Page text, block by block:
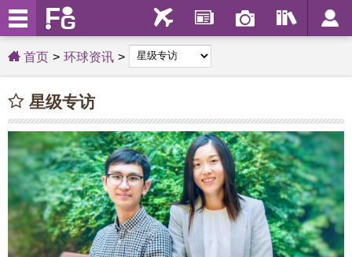
首页 环球资讯
星级专访